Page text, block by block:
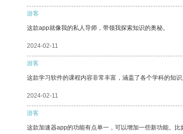
游客
这款app就像我的私人导师，带领我探索知识的奥秘。
2024-02-11
游客
这款学习软件的课程内容非常丰富，涵盖了各个学科的知
2024-02-11
游客
这款加速器app的功能有点单一，可以增加一些新功能。